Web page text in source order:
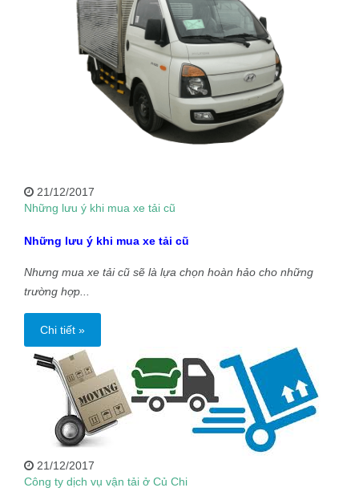
21/12/2017
Những lưu ý khi mua xe tải cũ
Những lưu ý khi mua xe tải cũ
Nhưng mua xe tải cũ sẽ là lựa chọn hoàn hảo cho những
trường hợp...
Chi tiết »
21/12/2017
Công ty dịch vụ vận tải ở Củ Chi